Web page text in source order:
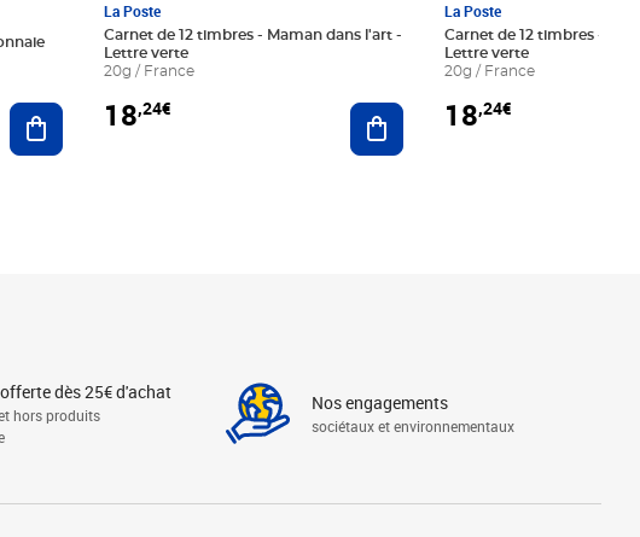
Ajouter au panier
La Poste
Carnet de 12 timbres - Maman dans l'art -
Lettre verte
20g / France
18,24€ Ajouter au panier
La Poste
Carnet de 12 timbres - Le
Lettre verte
20g / France
18,24€
dès 25€ d'achat
hors produits
Nos engagements
sociétaux et environnementaux